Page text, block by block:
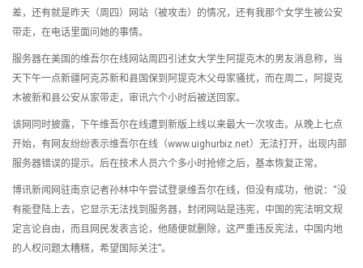
差，还有就是昨天（周四）网站（被攻击）的情况，还有我那个女学生被公安
带走，在电话里面问她的事情。
服务器在美国的维吾尔在线网站周四引述女大学生阿提克木的男友消息称，当
天下午一点新疆阿克苏新和县国保到阿提克木父母家骚扰，而在周二，阿提克
木被新和县公安从家带走，审讯六个小时后被送回家。
该网同时披露，下午维吾尔在线遭到新版上线以来最大一次攻击。从晚上七点
开始，有网友纷纷表示维吾尔在线（www.uighurbiz.net）无法打开，出现内部
服务器错误的提示。后在技术人员六个多小时抢修之后，基本恢复正常。
博讯新闻网驻南京记者孙林中午尝试登录维吾尔在线，但没有成功，他说：“没
有能登陆上去，它显示无法找到服务器，封闭网站是违宪，中国的宪法明文规
定言论自由，而且网民发表言论，他随便就删除，这严重违反宪法，中国内地
的人权问题太糟糕，希望国际关注”。